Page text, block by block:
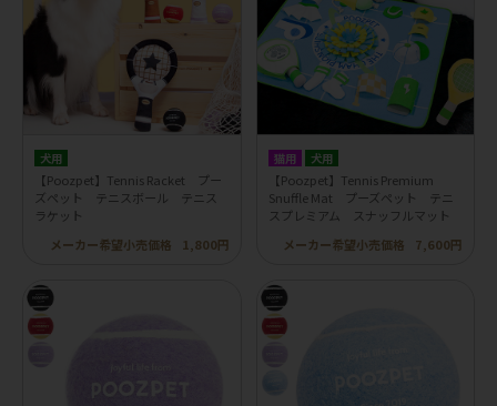
犬用
【Poozpet】Tennis Racket プー
ズペット テニスボール テニス
ラケット
メーカー希望小売価格
1,800円
猫用 犬用
【Poozpet】Tennis Premium
Snuffle Mat プーズペット テニ
スプレミアム スナッフルマット
メーカー希望小売価格
7,600円